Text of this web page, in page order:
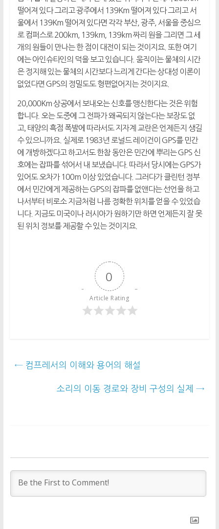
떨어져 있다 그리고 광주에서 139Km 떨어져 있다 그리고 서
울에서 139Km 떨어져 있다면 각각 부산, 광주, 서울을 중심으
로 컴퍼스로 200km, 139km, 139km 짜리 원을 그리면 그 세
개의 원들이 만나는 한 점이 대전이 되는 것이지요. 또한 여기
에는 아인슈타인의 덕을 보고 있습니다. 움직이는 물체의 시간
은 정지해 있는 물체의 시간보다 느리게 간다는 상대성 이론이
없었다면 GPS의 정밀도도 형편없어지는 것이지요.
20,000Km 상공에서 보내오는 신호를 맹신한다는 것은 위험
합니다. 오는 도중에 그 전파가 왜곡되지 않는다는 보장도 없
고, 태양의 흑점 폭발에 따라서도 지자계 교란은 언제든지 생길
수 있으니까요. 실제로 1983년 로널드 레이건이 GPS를 민간
에 개방하겠다고 하고서도 한참 동안은 민간에 뿌리는 GPS 신
호에는 잡파를 섞어서 내 보냈습니다. 따라서 당시에는 GPS가
있어도 오차가 100m 이상 있었습니다. 그러다가 클린턴 정부
에서 민간에게 제공하는 GPS의 잡파를 없앤다는 선언을 하고
나서부터 비로소 지금처럼 나름 정확한 위치를 얻을 수 있었습
니다. 지금도 미국이나 러시아가 원하기만 하면 언제든지 잘 못
된 위치 정보를 제공할 수 있는 것이지요.
0
Article Rating
←컴프레서의 이해와 용어의 해설
소리의 이동 경로와 장비 구성의 실제→